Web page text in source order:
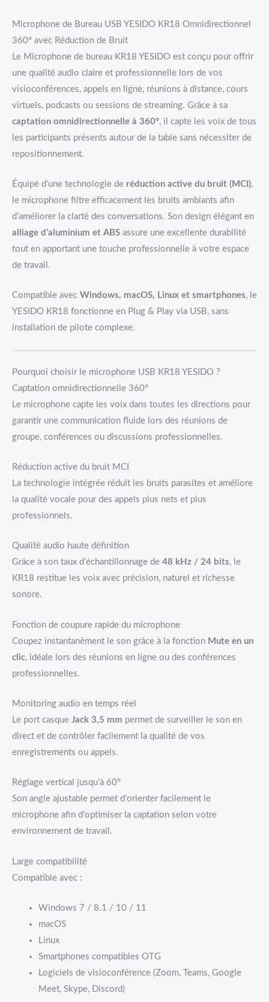
Microphone de Bureau USB YESIDO KR18 Omnidirectionnel
360° avec Réduction de Bruit
Le Microphone de bureau KR18 YESIDO est conçu pour offrir
une qualité audio claire et professionnelle lors de vos
visioconférences, appels en ligne, réunions à distance, cours
virtuels, podcasts ou sessions de streaming. Grâce à sa
captation omnidirectionnelle à 360°, il capte les voix de tous
les participants présents autour de la table sans nécessiter de
repositionnement.
Équipé d’une technologie de réduction active du bruit (MCI),
le microphone filtre efficacement les bruits ambiants afin
d’améliorer la clarté des conversations. Son design élégant en
alliage d’aluminium et ABS assure une excellente durabilité
tout en apportant une touche professionnelle à votre espace
de travail.
Compatible avec Windows, macOS, Linux et smartphones, le
YESIDO KR18 fonctionne en Plug & Play via USB, sans
installation de pilote complexe.
Pourquoi choisir le microphone USB KR18 YESIDO ?
Captation omnidirectionnelle 360°
Le microphone capte les voix dans toutes les directions pour
garantir une communication fluide lors des réunions de
groupe, conférences ou discussions professionnelles.
Réduction active du bruit MCI
La technologie intégrée réduit les bruits parasites et améliore
la qualité vocale pour des appels plus nets et plus
professionnels.
Qualité audio haute définition
Grâce à son taux d’échantillonnage de 48 kHz / 24 bits, le
KR18 restitue les voix avec précision, naturel et richesse
sonore.
Fonction de coupure rapide du microphone
Coupez instantanément le son grâce à la fonction Mute en un
clic, idéale lors des réunions en ligne ou des conférences
professionnelles.
Monitoring audio en temps réel
Le port casque Jack 3,5 mm permet de surveiller le son en
direct et de contrôler facilement la qualité de vos
enregistrements ou appels.
Réglage vertical jusqu’à 60°
Son angle ajustable permet d’orienter facilement le
microphone afin d’optimiser la captation selon votre
environnement de travail.
Large compatibilité
Compatible avec :
Windows 7 / 8.1 / 10 / 11
macOS
Linux
Smartphones compatibles OTG
Logiciels de visioconférence (Zoom, Teams, Google
Meet, Skype, Discord)